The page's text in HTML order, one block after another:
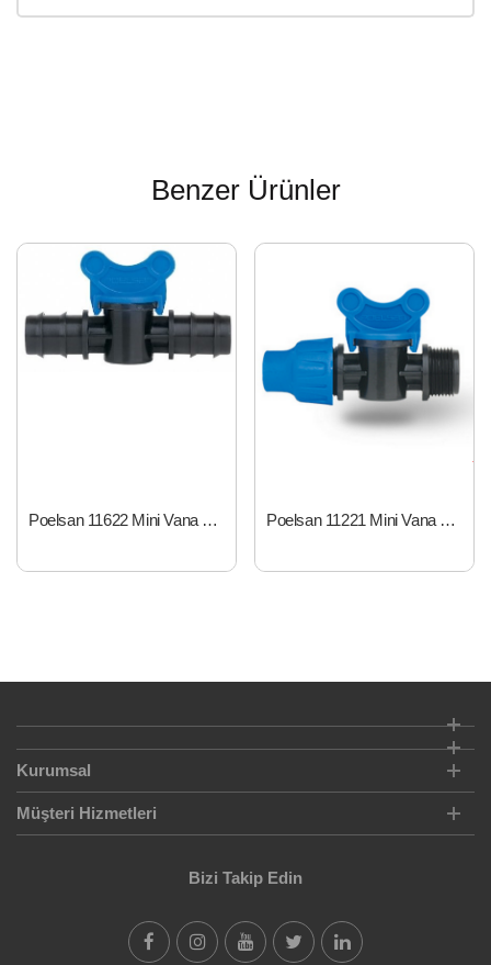
Benzer Ürünler
Poelsan 11622 Mini Vana Kurtağzı 16 x 16 Poelsan 11221 Mini Vana Kilitli Bağl.Erkek 16 x ½
Kurumsal
Müşteri Hizmetleri
Bizi Takip Edin